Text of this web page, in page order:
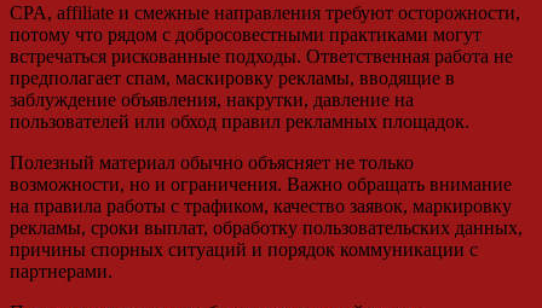
CPA, affiliate и смежные направления требуют осторожности,
потому что рядом с добросовестными практиками могут
встречаться рискованные подходы. Ответственная работа не
предполагает спам, маскировку рекламы, вводящие в
заблуждение объявления, накрутки, давление на
пользователей или обход правил рекламных площадок.
Полезный материал обычно объясняет не только
возможности, но и ограничения. Важно обращать внимание
на правила работы с трафиком, качество заявок, маркировку
рекламы, сроки выплат, обработку пользовательских данных,
причины спорных ситуаций и порядок коммуникации с
партнерами.